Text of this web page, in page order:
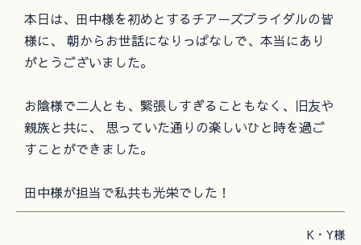
本日は、田中様を初めとするチアーズブライダルの皆
様に、 朝からお世話になりっぱなしで、本当にあり
がとうございました。
お陰様で二人とも、緊張しすぎることもなく、旧友や
親族と共に、 思っていた通りの楽しいひと時を過ご
すことができました。
田中様が担当で私共も光栄でした！
K・Y様